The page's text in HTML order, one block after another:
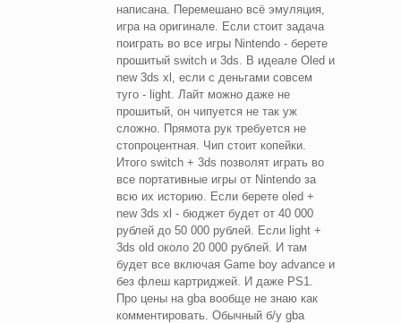
написана. Перемешано всё эмуляция,
игра на оригинале. Если стоит задача
поиграть во все игры Nintendo - берете
прошитый switch и 3ds. В идеале Oled и
new 3ds xl, если с деньгами совсем
туго - light. Лайт можно даже не
прошитый, он чипуется не так уж
сложно. Прямота рук требуется не
стопроцентная. Чип стоит копейки.
Итого switch + 3ds позволят играть во
все портативные игры от Nintendo за
всю их историю. Если берете oled +
new 3ds xl - бюджет будет от 40 000
рублей до 50 000 рублей. Если light +
3ds old около 20 000 рублей. И там
будет все включая Game boy advance и
без флеш картриджей. И даже PS1.
Про цены на gba вообще не знаю как
комментировать. Обычный б/у gba